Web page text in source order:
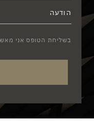
בשליחת הטופס אני